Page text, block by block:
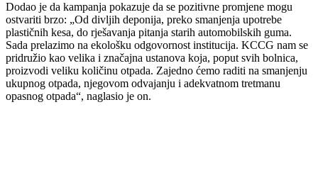
Dodao je da kampanja pokazuje da se pozitivne promjene mogu
ostvariti brzo: „Od divljih deponija, preko smanjenja upotrebe
plastičnih kesa, do rješavanja pitanja starih automobilskih guma.
Sada prelazimo na ekološku odgovornost institucija. KCCG nam se
pridružio kao velika i značajna ustanova koja, poput svih bolnica,
proizvodi veliku količinu otpada. Zajedno ćemo raditi na smanjenju
ukupnog otpada, njegovom odvajanju i adekvatnom tretmanu
opasnog otpada“, naglasio je on.